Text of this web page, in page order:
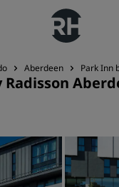
Aberdeen Park Inn